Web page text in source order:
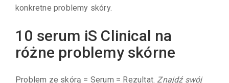
konkretne problemy skóry.
10 serum iS Clinical na
różne problemy skórne
Problem ze skórą = Serum = Rezultat. Znajdź swój